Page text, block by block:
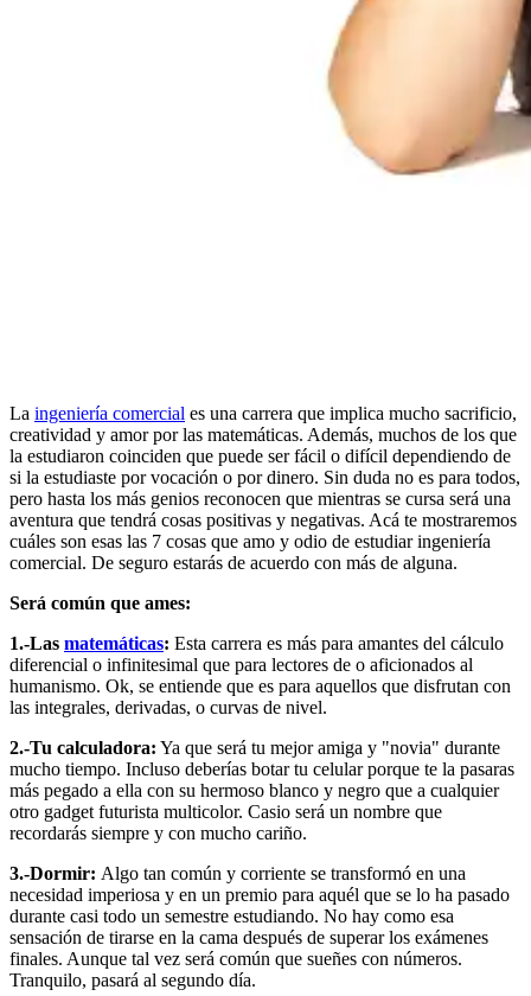
La ingeniería comercial es una carrera que implica mucho sacrificio,
creatividad y amor por las matemáticas. Además, muchos de los que
la estudiaron coinciden que puede ser fácil o difícil dependiendo de
si la estudiaste por vocación o por dinero. Sin duda no es para todos,
pero hasta los más genios reconocen que mientras se cursa será una
aventura que tendrá cosas positivas y negativas. Acá te mostraremos
cuáles son esas las 7 cosas que amo y odio de estudiar ingeniería
comercial. De seguro estarás de acuerdo con más de alguna.
Será común que ames:
1.-Las matemáticas: Esta carrera es más para amantes del cálculo
diferencial o infinitesimal que para lectores de o aficionados al
humanismo. Ok, se entiende que es para aquellos que disfrutan con
las integrales, derivadas, o curvas de nivel.
2.-Tu calculadora: Ya que será tu mejor amiga y "novia" durante
mucho tiempo. Incluso deberías botar tu celular porque te la pasaras
más pegado a ella con su hermoso blanco y negro que a cualquier
otro gadget futurista multicolor. Casio será un nombre que
recordarás siempre y con mucho cariño.
3.-Dormir: Algo tan común y corriente se transformó en una
necesidad imperiosa y en un premio para aquél que se lo ha pasado
durante casi todo un semestre estudiando. No hay como esa
sensación de tirarse en la cama después de superar los exámenes
finales. Aunque tal vez será común que sueñes con números.
Tranquilo, pasará al segundo día.